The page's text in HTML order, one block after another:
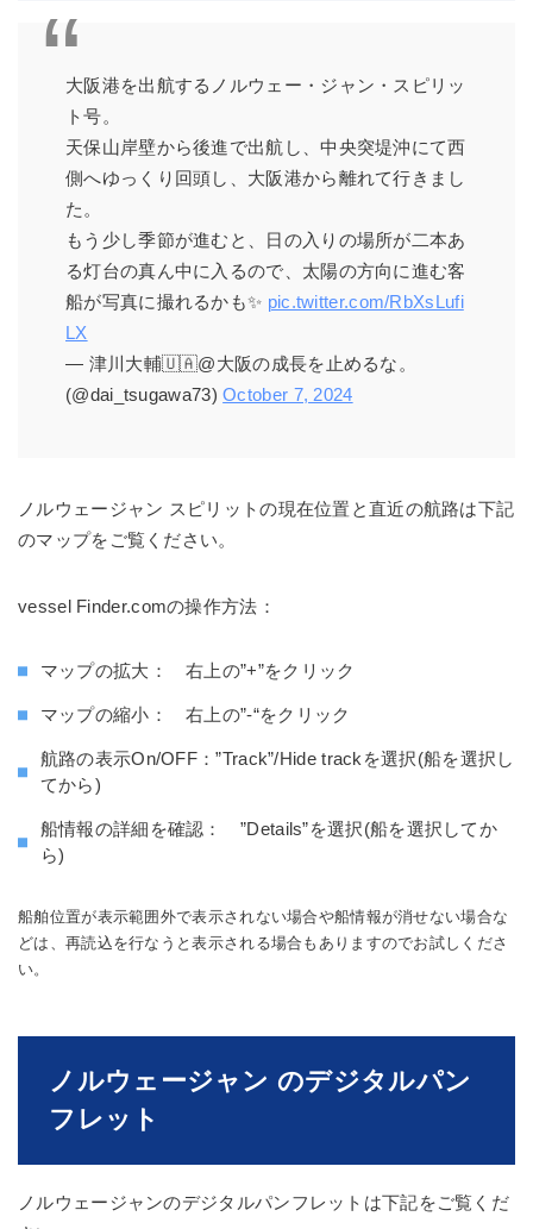
大阪港を出航するノルウェー・ジャン・スピリッ
ト号。
天保山岸壁から後進で出航し、中央突堤沖にて西
側へゆっくり回頭し、大阪港から離れて行きまし
た。
もう少し季節が進むと、日の入りの場所が二本あ
る灯台の真ん中に入るので、太陽の方向に進む客
船が写真に撮れるかも✨ pic.twitter.com/RbXsLufi
LX
— 津川大輔🇺🇦@大阪の成長を止めるな。
(@dai_tsugawa73)October 7, 2024
ノルウェージャン スピリットの現在位置と直近の航路は下記
のマップをご覧ください。
vessel Finder.comの操作方法：
マップの拡大： 右上の”+”をクリック
マップの縮小： 右上の”-“をクリック
航路の表示On/OFF：”Track”/Hide trackを選択(船を選択し
てから)
船情報の詳細を確認： ”Details”を選択(船を選択してか
ら)
船舶位置が表示範囲外で表示されない場合や船情報が消せない場合な
どは、再読込を行なうと表示される場合もありますのでお試しくださ
い。
ノルウェージャン のデジタルパン
フレット
ノルウェージャンのデジタルパンフレットは下記をご覧くだ